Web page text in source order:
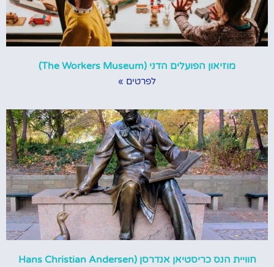
מוזיאון הפועלים הדני (The Workers Museum)
לפרטים »
חוויית הנס כריסטיאן אנדרסן (Hans Christian Andersen